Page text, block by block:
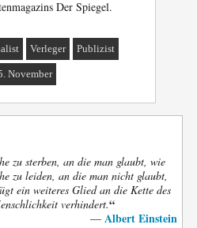
Der Spiegel.
Verleger Publizist
November
zu sterben, an die man glaubt, wie
zu leiden, an die man nicht glaubt,
ein weiteres Glied an die Kette des
verhindert.“
— Albert Einstein